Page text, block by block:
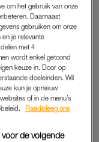
leeftijdsgebonden
ontstaan,
beroerte
bij stoornissen in
of een
om het gebruik van onze
Daarnaast
gebruiken om onze
je relevante
met 4
wordt enkel getoond
keuze in. Door op
doeleinden. Wil
kun je opnieuw
of in de menu’s
Raadpleeg ons
de volgende